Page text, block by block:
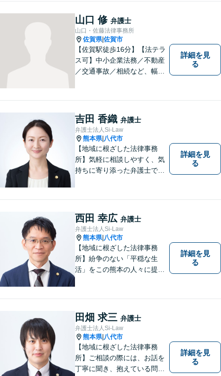
法書士などとも連携しワンス
トップで解決。難事件には他
弁護士と協力も。元調停委
員。
山口 修 弁護士
山口・佐藤法律事務所
佐賀県|佐賀市
【佐賀駅徒歩16分】【法テラ
ス可】中小企業法務／不動産
／交通事故／相続など、幅広
添い、適切な解決へと導きま
す。まずはお気軽にご相談く
ださい。【初回面談無料】
詳細を見
る
吉田 香織 弁護士
弁護士法人Si-Law
熊本県| 八代市
【地域に根ざした法律事務
所】気軽に相談しやすく、気
持ちに寄り添った弁護士であ
やお気持ちに配慮し、納得の
いく解決のサポートができま
すよう、一つ一つのご依頼に
誠実に取り組んでまいりま
す。
詳細を見
る
西田 幸広 弁護士
弁護士法人Si-Law
熊本県| 八代市
【地域に根ざした法律事務
所】紛争のない「平穏な生
活」をこの熊本の人々に提供
す。一人でも多くの熊本地域
の人たちに紛争のない「平穏
な生活」を提供するという志
を持って日々の仕事に取り組
んでまいります。
詳細を見
る
田畑 求三 弁護士
弁護士法人Si-Law
熊本県| 八代市
【地域に根ざした法律事務
所】ご相談の際には、お話を
丁寧に聞き、抱えている問題
詳細を見
る